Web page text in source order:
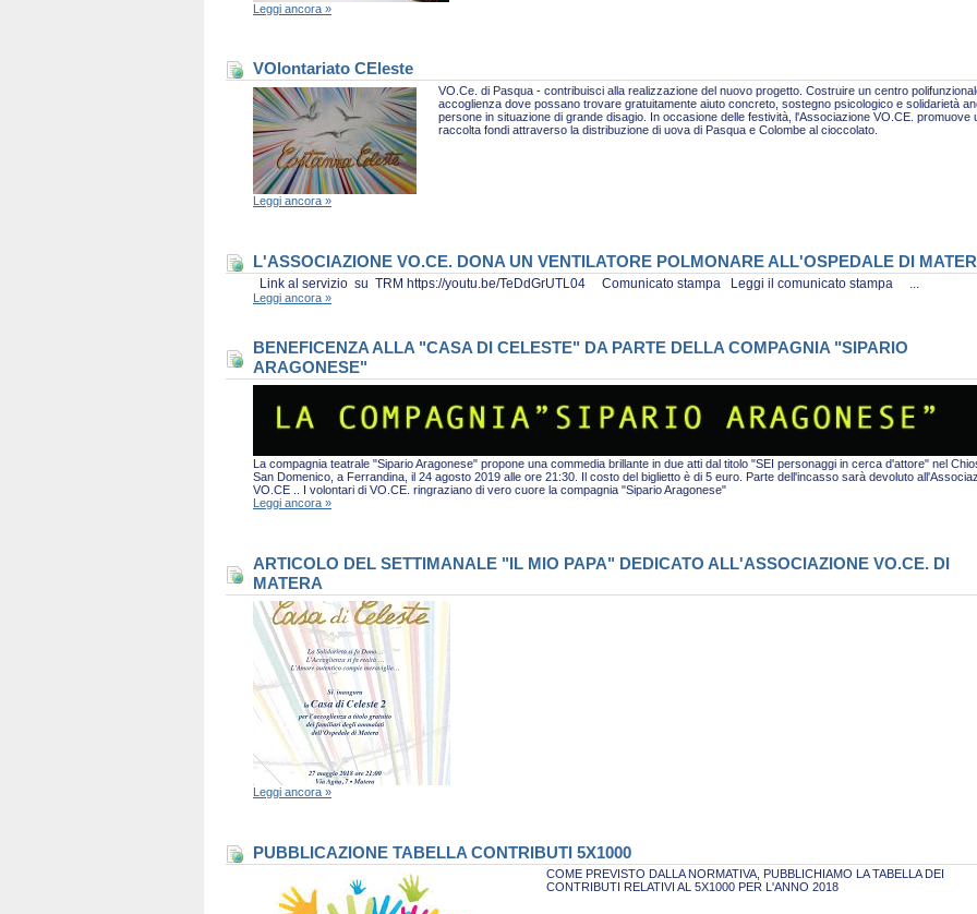
Leggi ancora »
VOlontariato CEleste
VO.Ce. di Pasqua - contribuisci alla realizzazione del nuovo progetto. Costruire un centro
accoglienza dove possano trovare gratuitamente aiuto concreto, sostegno psicologico e solidarietà
persone in situazione di grande disagio. In occasione delle festività, l'Associazione VO.CE. promuove
raccolta fondi attraverso la distribuzione di uova di Pasqua e Colombe al cioccolato.
Leggi ancora »
L'ASSOCIAZIONE VO.CE. DONA UN VENTILATORE POLMONARE ALL'OSPEDALE DI
Link al servizio su TRM https://youtu.be/TeDdGrUTL04 Comunicato stampa Leggi il comunicato stampa ...
Leggi ancora »
BENEFICENZA ALLA "CASA DI CELESTE" DA PARTE DELLA COMPAGNIA "SIPARIO
ARAGONESE"
La compagnia teatrale "Sipario Aragonese" propone una commedia brillante in due atti dal titolo "SEI personaggi in cerca d'attore" nel
San Domenico, a Ferrandina, il 24 agosto 2019 alle ore 21:30. Il costo del biglietto è di 5 euro. Parte dell'incasso sarà devoluto
VO.CE .. I volontari di VO.CE. ringraziano di vero cuore la compagnia "Sipario Aragonese"
Leggi ancora »
ARTICOLO DEL SETTIMANALE "IL MIO PAPA" DEDICATO ALL'ASSOCIAZIONE VO.CE. DI
MATERA
Leggi ancora »
PUBBLICAZIONE TABELLA CONTRIBUTI 5X1000
COME PREVISTO DALLA NORMATIVA, PUBBLICHIAMO LA TABELLA DEI
CONTRIBUTI RELATIVI AL 5X1000 PER L'ANNO 2018